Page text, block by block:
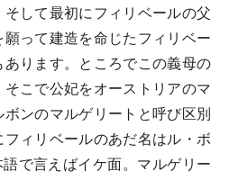
して最初にフィリベールの父
って建造を命じたフィリベー
ります。ところでこの義母の
こで公妃をオーストリアのマ
ンのマルゲリートと呼び区別
ィリベールのあだ名はル・ボ
で言えばイケ面。マルゲリー